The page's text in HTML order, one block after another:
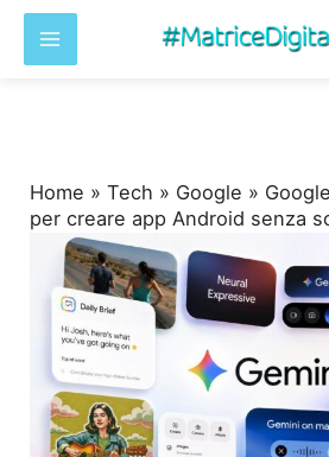
Home »Tech » Google »
per creare app Android senza